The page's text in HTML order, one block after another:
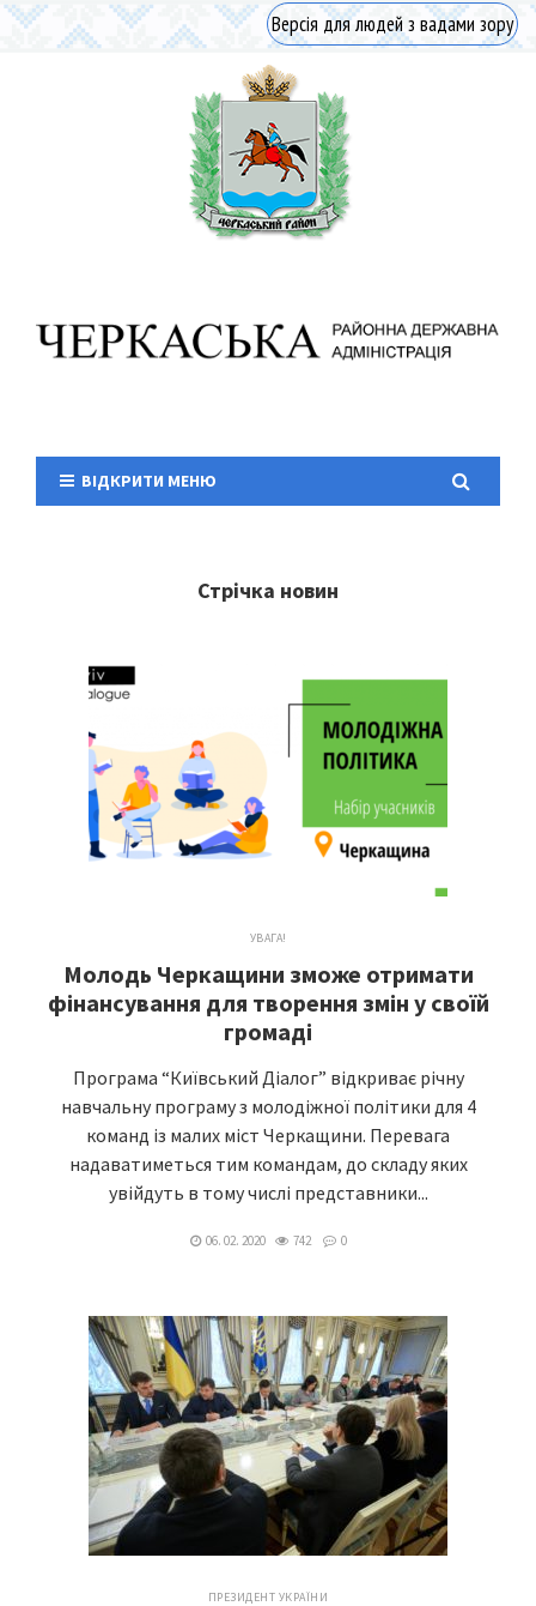
Версія для людей з вадами зору
ВІДКРИТИ МЕНЮ
Стрічка новин
УВАГА!
Молодь Черкащини зможе отримати
фінансування для творення змін у своїй
громаді
Програма “Київський Діалог” відкриває річну
навчальну програму з молодіжної політики для 4
команд із малих міст Черкащини. Перевага
надаватиметься тим командам, до складу яких
увійдуть в тому числі представники...
06. 02. 2020 742 0
ПРЕЗИДЕНТ УКРАЇНИ